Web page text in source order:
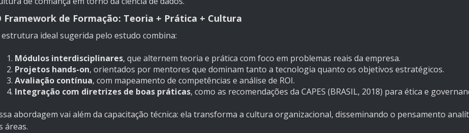
Framework de Formação: Teoria + Prática + Cultura
estrutura ideal sugerida pelo estudo combina:
Módulos interdisciplinares, que alternem teoria e prática com foco em problemas reais da empresa.
Projetos hands-on, orientados por mentores que dominam tanto a tecnologia quanto os objetivos estratégicos.
Avaliação contínua, com mapeamento de competências e análise de ROI.
Integração com diretrizes de boas práticas, como as recomendações da CAPES (BRASIL, 2018) para ética e
abordagem vai além da capacitação técnica: ela transforma a cultura organizacional, disseminando o pensamento
áreas.